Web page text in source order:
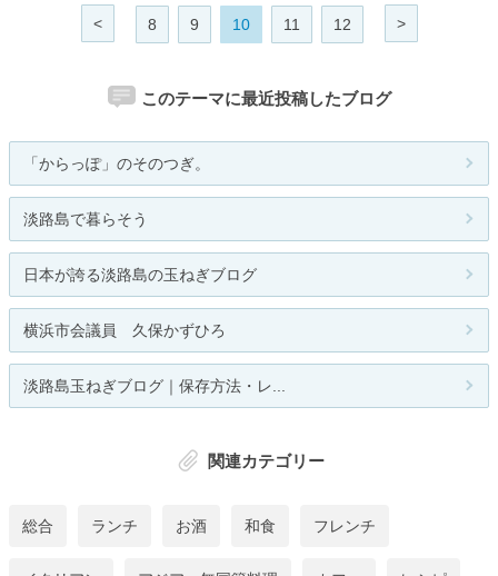
< 8 9 10 11 12 >
このテーマに最近投稿したブログ
「からっぽ」のそのつぎ。
淡路島で暮らそう
日本が誇る淡路島の玉ねぎブログ
横浜市会議員 久保かずひろ
淡路島玉ねぎブログ｜保存方法・レ...
関連カテゴリー
総合 ランチ お酒 和食 フレンチ